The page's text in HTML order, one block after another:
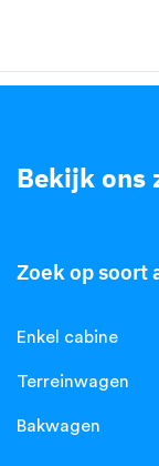
Bekijk ons
Zoek op soort
Enkel cabine
Terreinwagen
Bakwagen